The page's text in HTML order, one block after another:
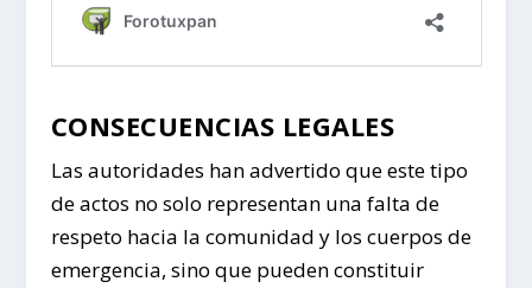
CONSECUENCIAS LEGALES
Las autoridades han advertido que este tipo
de actos no solo representan una falta de
respeto hacia la comunidad y los cuerpos de
emergencia, sino que pueden constituir